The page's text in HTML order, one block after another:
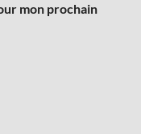
mon prochain